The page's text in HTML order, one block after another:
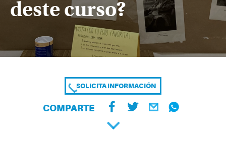
deste curso?
SOLICITA INFORMACIÓN
COMPARTE